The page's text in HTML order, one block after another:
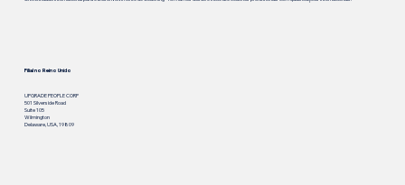
Filial no Reino Unido
UPGRADE PEOPLE CORP
501 Silverside Road
Suite 105
Wilmington
Delaware, USA, 19809